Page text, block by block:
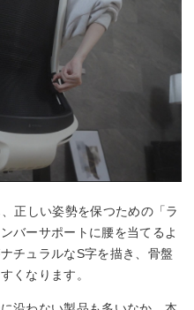
正しい姿勢を保つための「ラ
バーサポートに腰を当てるよ
チュラルなS字を描き、骨盤
くなります。